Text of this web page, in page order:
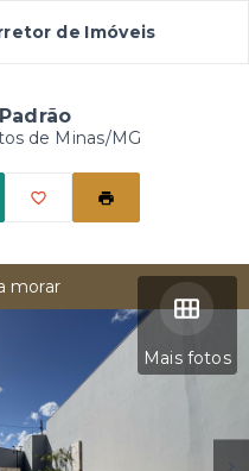
de Imóveis
de Minas/MG
Mais fotos
morar